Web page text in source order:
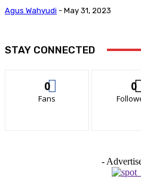
Agus Wahyudi - May 31, 2023
STAY CONNECTED
0
Fans
0
-